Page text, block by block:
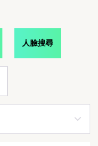
人臉搜尋